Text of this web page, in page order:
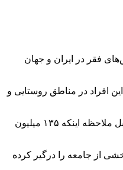
فقر در ایران و جهان
۷. ۶ درصد از جمعیت کره زمین، دچار فقر شدید هستند. این آمار نشان می‌دهد که پانصد و ۵۵ میلیون نفر از این افراد در مناطق روستایی و
مواجه هستند. نکته قابل ملاحظه اینکه ۱۳۵ میلیون
از جامعه را درگیر کرده